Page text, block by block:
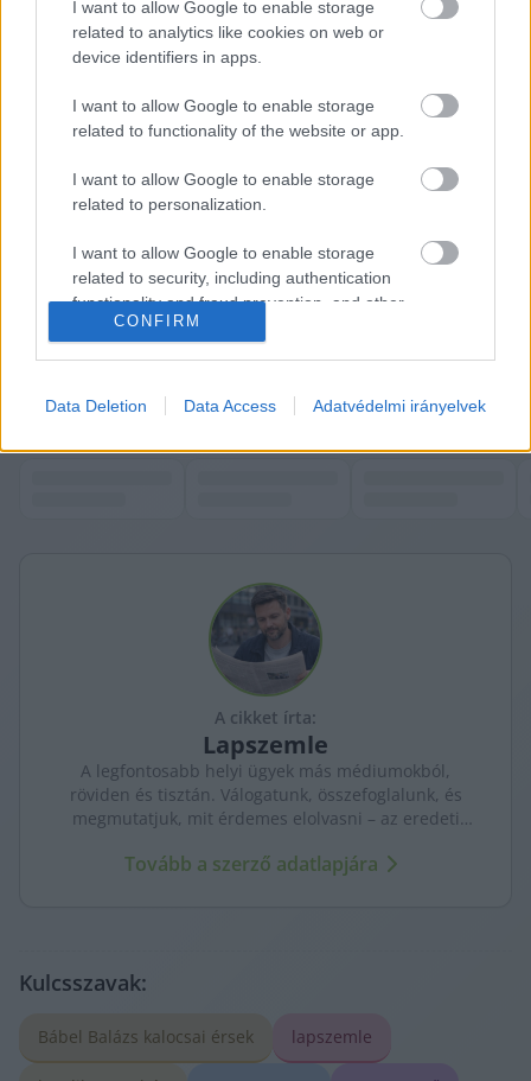
I want to allow Google to enable storage
related to analytics like cookies on web or
device identifiers in apps.
I want to allow Google to enable storage
related to functionality of the website or app.
I want to allow Google to enable storage
related to personalization.
I want to allow Google to enable storage
related to security, including authentication
functionality and fraud prevention, and other
user protection.
CONFIRM
Data Deletion Data Access Adatvédelmi irányelvek
A katolikus vezető szerint Bese most is csak a
feltűnést keresi. Ameddig tudta, védte egykori
most túlment minden határon – fejtette ki. Azt
hogy mit, csak beszéljenek róla”.
Az érsek azt is elmondta: a laicizálási folyamat
jóval bonyolultabb akkor, ha nem az érintett kéri
azt, hanem a Főegyházmegye kezdeményezi.
ECSUP SHORTS Összes videó
A cikket írta:
Lapszemle
A legfontosabb helyi ügyek más médiumokból,
röviden és tisztán. Válogatunk, összefoglalunk, és
megmutatjuk, mit érdemes elolvasni – az eredeti
Tovább a szerző adatlapjára
Kulcsszavak:
Bábel Balázs kalocsai érsek lapszemle